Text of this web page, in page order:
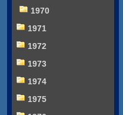
1970
1971
1972
1973
1974
1975